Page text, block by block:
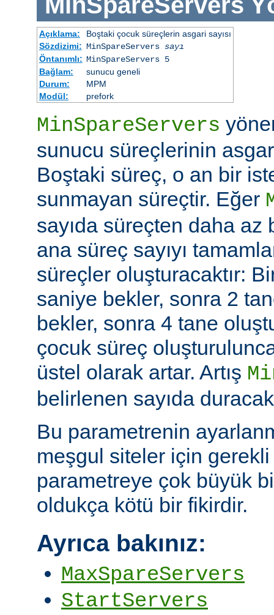
Açıklama:
Boştaki çocuk süreçlerin asgari sayısı
Sözdizimi: MinSpareServers sayı
Öntanımlı: MinSpareServers 5
Bağlam:
sunucu geneli
Durum:
MPM
Modül:
prefork
MinSpareServers
sunucu süreçlerinin
Boştaki süreç, o an bir
sunmayan süreçtir. Eğer
sayıda süreçten daha az
ana süreç sayıyı
süreçler oluşturacaktır:
saniye bekler, sonra 2
bekler, sonra 4 tane
çocuk süreç
üstel olarak artar. Artış
belirlenen sayıda
Bu parametrenin
meşgul siteler için
parametreye çok büyük
oldukça kötü bir fikirdir.
Ayrıca bakınız:
MaxSpareServers
StartServers